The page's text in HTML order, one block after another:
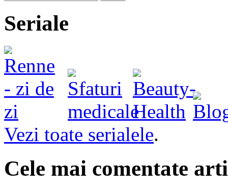
Seriale
Vezi toate serialele.
Cele mai comentate